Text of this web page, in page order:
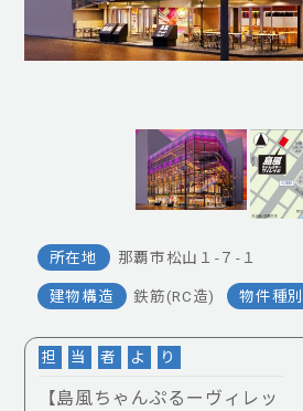
所在地 那覇市松山１-７-１
建物構造 鉄筋(RC造) 物件種別
担 当 者 よ り
【島風ちゃんぷるーヴィレッ